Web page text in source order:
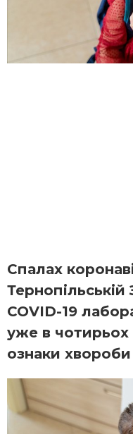
Спалах
COVID-19
уже в чотирьох
ознаки